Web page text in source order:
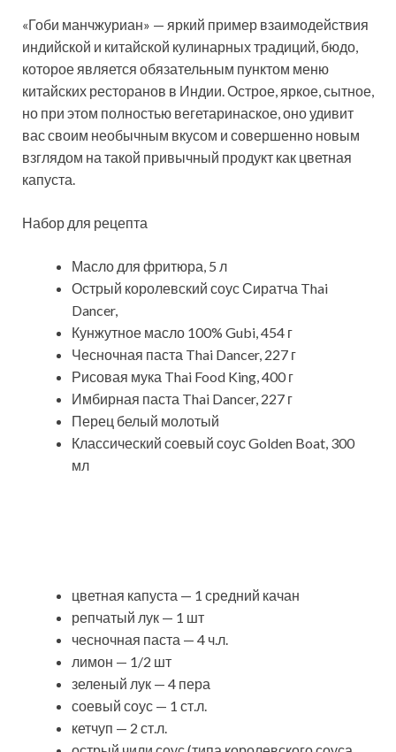
«Гоби манчжуриан» — яркий пример взаимодействия
индийской и китайской кулинарных традиций, бюдо,
которое является обязательным пунктом меню
китайских ресторанов в Индии. Острое, яркое, сытное,
но при этом полностью вегетаринаское, оно удивит
вас своим необычным вкусом и совершенно новым
взглядом на такой привычный продукт как цветная
капуста.
Набор для рецепта
Масло для фритюра, 5 л
Острый королевский соус Сиратча Thai
Dancer,
Кунжутное масло 100% Gubi, 454 г
Чесночная паста Thai Dancer, 227 г
Рисовая мука Thai Food King, 400 г
Имбирная паста Thai Dancer, 227 г
Перец белый молотый
Классический соевый соус Golden Boat, 300
мл
цветная капуста — 1 средний качан
репчатый лук — 1 шт
чесночная паста — 4 ч.л.
лимон — 1/2 шт
зеленый лук — 4 пера
соевый соус — 1 ст.л.
кетчуп — 2 ст.л.